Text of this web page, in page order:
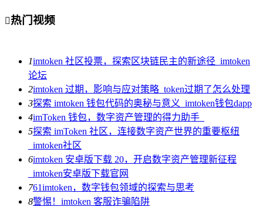
热门视频
1imtoken 社区投票，探索区块链民主的新途径_imtoken
论坛
2imtoken 过期，影响与应对策略_token过期了怎么处理
3探索 imtoken 钱包代码的奥秘与意义_imtoken钱包dapp
4imToken 钱包，数字资产管理的得力助手_
5探索 imToken 社区，连接数字资产世界的重要枢纽
_imtoken社区
6imtoken 安卓版下载 20，开启数字资产管理新征程
_imtoken安卓版下载官网
761imtoken，数字钱包领域的探索与思考
8警惕！imtoken 客服诈骗陷阱